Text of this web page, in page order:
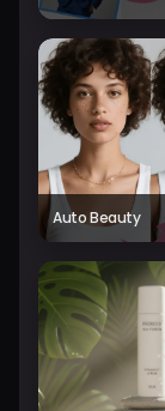
Auto Beauty